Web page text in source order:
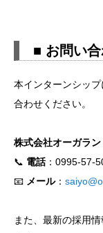
■ お問い
本インターンシッ
合わせください。
株式会社オーガラ
📞 電話：0995-57-
📧 メール：
また、最新の採用情